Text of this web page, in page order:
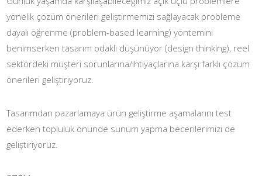
yönelik çözüm önerileri geliştirmemizi sağlayacak probleme
dayalı öğrenme (problem-based learning) yöntemini
benimserken tasarım odaklı düşünüyor (design thinking), reel
sektördeki müşteri sorunlarına/ihtiyaçlarına karşı farklı çözüm
önerileri geliştiriyoruz.
Tasarımdan pazarlamaya ürün geliştirme aşamalarını test
ederken topluluk önünde sunum yapma becerilerimizi de
geliştiriyoruz.